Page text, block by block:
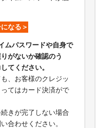
なる＞
ムパスワードや自身で
がないか確認のう
てください。
、お客様のクレジッ
てはカード決済がで
きが完了しない場合
合わせください。